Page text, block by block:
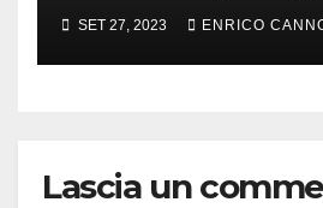
SET 27, 2023 ENRICO
Lascia un